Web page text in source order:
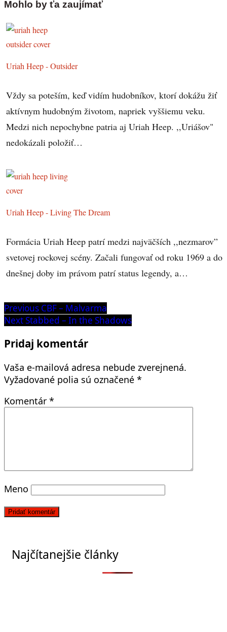
Mohlo by ťa zaujímať
Uriah Heep - Outsider
Vždy sa poteším, keď vidím hudobníkov, ktorí dokážu žiť
aktívnym hudobným životom, napriek vyššiemu veku.
Medzi nich nepochybne patria aj Uriah Heep. ,,Uriášov"
nedokázali položiť…
Uriah Heep - Living The Dream
Formácia Uriah Heep patrí medzi najväčších ,,nezmarov”
svetovej rockovej scény. Začali fungovať od roku 1969 a do
dnešnej doby im právom patrí status legendy, a…
Navigácia
v
článku
Previous Previous
post:
CBF – Malvarma
Next Next
Stabbed – In the Shadows
Pridaj komentár
Vaša e-mailová adresa nebude zverejnená.
Vyžadované polia sú označené *
Komentár *
Meno
Najčítanejšie články